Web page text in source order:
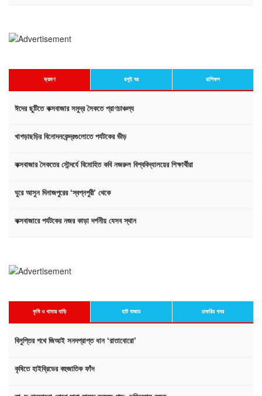
ভ্রমণ রসুই ঘর রাশিফল
ঈদের ছুটিতে কক্সবাজার সমুদ্র সৈকতে প্রাণচাঞ্চল্য
খাগড়াছড়ির বিনোদনকেন্দ্রগুলোতে পর্যটকের ভীড়
কক্সবাজার সৈকতের সৌন্দর্যে বিমোহিত কবি নজরুল বিশ্ববিদ্যালয়ের শিক্ষার্থীরা
ঘুরে আসুন দিনাজপুরের ‘স্বপ্নপুরী’ থেকে
কক্সবাজারে পর্যটকের নজর কাড়া দর্শনীয় যেসব স্থান
কৃষি ও খামার বাড়ি হাট বাজার চাকরির খবর
বিলুপ্তির পথে জিআই সনদপ্রাপ্ত ধান ‘রাতাবোরো’
কৃষিতে হাইব্রিডের বহুজাতিক ফাঁদ